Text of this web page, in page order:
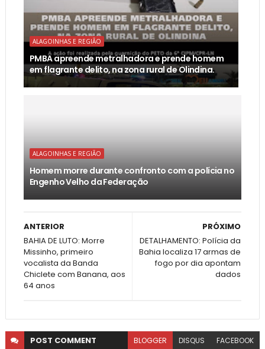
ALAGOINHAS E REGIÃO
PMBA apreende metralhadora e prende homem
em flagrante delito, na zona rural de Olindina.
ALAGOINHAS E REGIÃO
Homem morre durante confronto com a polícia no
Engenho Velho da Federação
PRÓXIMO
DETALHAMENTO: Polícia da
Bahia localiza 17 armas de
fogo por dia apontam
dados
ANTERIOR
BAHIA DE LUTO: Morre
Missinho, primeiro
vocalista da Banda
Chiclete com Banana, aos
64 anos
POST COMMENT BLOGGER DISQUS FACEBOOK